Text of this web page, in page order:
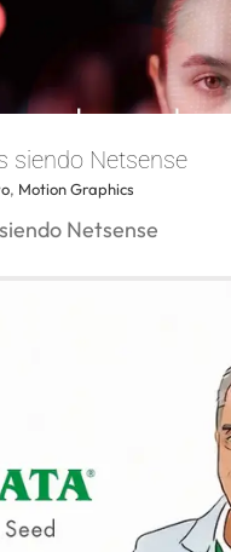
trinchera
15 años siendo
siendo Netsense
, Motion Graphics
Netsense